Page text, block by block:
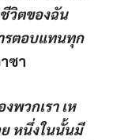
วิตของฉัน
รตอบแทนทุก
ซา
พวกเรา เห
หนึ่งในนั้นมี